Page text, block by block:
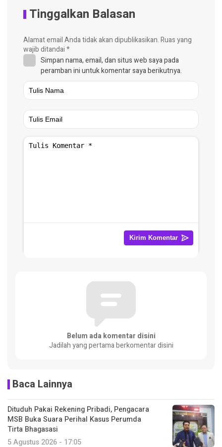
Tinggalkan Balasan
Alamat email Anda tidak akan dipublikasikan.Ruas yang
wajib ditandai*
Simpan nama, email, dan situs web saya pada
peramban ini untuk komentar saya berikutnya.
Belum ada komentar disini
Jadilah yang pertama berkomentar disini
Baca Lainnya
Dituduh Pakai Rekening Pribadi, Pengacara
MSB Buka Suara Perihal Kasus Perumda
Tirta Bhagasasi
5 Agustus 2026 - 17:05